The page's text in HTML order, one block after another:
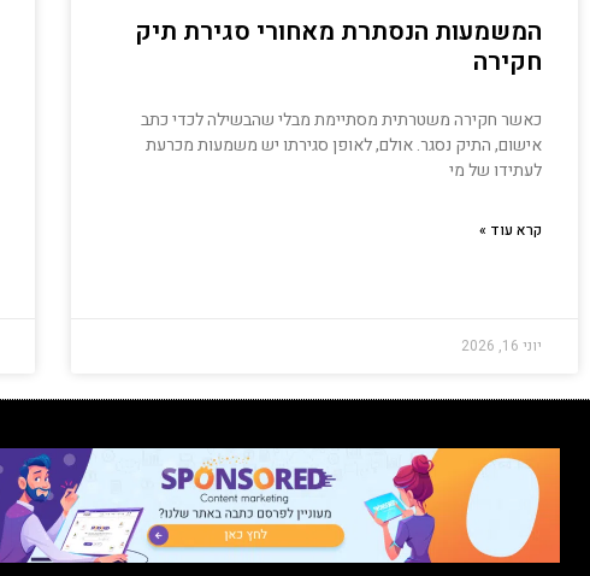
המשמעות הנסתרת מאחורי סגירת תיק
חקירה
כאשר חקירה משטרתית מסתיימת מבלי שהבשילה לכדי כתב
אישום, התיק נסגר. אולם, לאופן סגירתו יש משמעות מכרעת
לעתידו של מי
קרא עוד »
יוני 16, 2026